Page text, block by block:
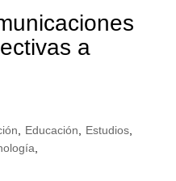
a
Educación Estudios,